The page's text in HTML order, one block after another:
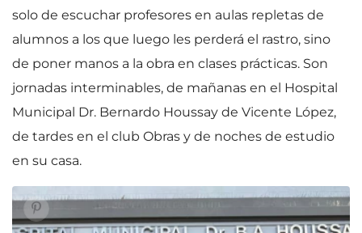
solo de escuchar profesores en aulas repletas de
alumnos a los que luego les perderá el rastro, sino
de poner manos a la obra en clases prácticas. Son
jornadas interminables, de mañanas en el Hospital
Municipal Dr. Bernardo Houssay de Vicente López,
de tardes en el club Obras y de noches de estudio
en su casa.